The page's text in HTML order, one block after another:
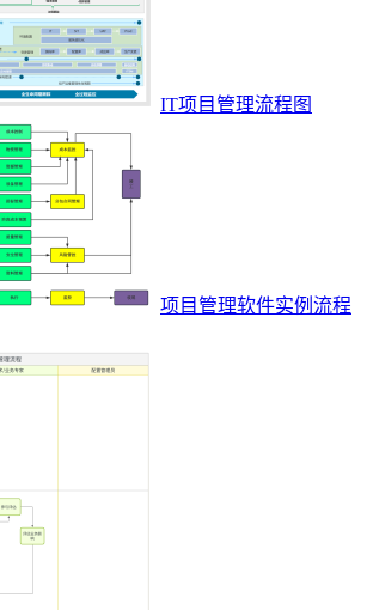
IT项目管理流程图
项目管理软件实例流程